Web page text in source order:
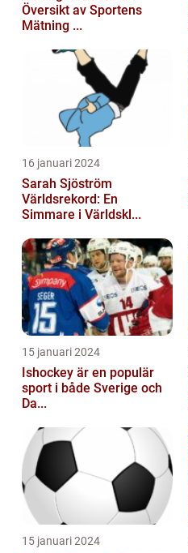
Översikt av Sportens
Mätning ...
16 januari 2024
Sarah Sjöström
Världsrekord: En
Simmare i Världskl...
15 januari 2024
Ishockey är en populär
sport i både Sverige och
Da...
15 januari 2024